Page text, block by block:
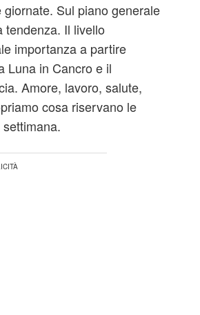
Sul piano generale
tendenza. Il livello
importanza a partire
Luna in Cancro e il
Amore, lavoro, salute,
cosa riservano le